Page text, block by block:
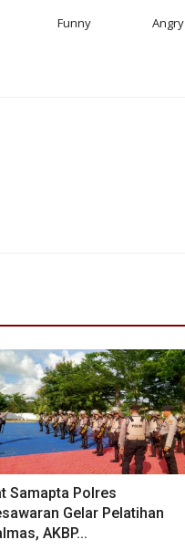
Funny Angry
Samapta Polres
Gelar Pelatihan
AKBP...